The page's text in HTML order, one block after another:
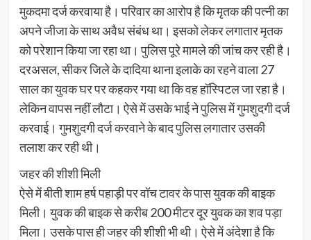
मुकदमा दर्ज करवाया है। परिवार का आरोप है कि मृतक की पत्नी का
अपने जीजा के साथ अवैध संबंध था। इसको लेकर लगातार मृतक
को परेशान किया जा रहा था। पुलिस पूरे मामले की जांच कर रही है।
दरअसल, सीकर जिले के दादिया थाना इलाके का रहने वाला 27
साल का युवक घर पर कहकर गया था कि वह हॉस्पिटल जा रहा है।
लेकिन वापस नहीं लौटा। ऐसे में उसके भाई ने पुलिस में गुमशुदगी दर्ज
करवाई। गुमशुदगी दर्ज करवाने के बाद पुलिस लगातार उसकी
तलाश कर रही थी।
जहर की शीशी मिली
ऐसे में बीती शाम हर्ष पहाड़ी पर वॉच टावर के पास युवक की बाइक
मिली। युवक की बाइक से करीब 200 मीटर दूर युवक का शव पड़ा
मिला। उसके पास ही जहर की शीशी भी थी। ऐसे में अंदेशा है कि